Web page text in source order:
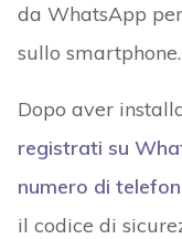
da WhatsApp
sullo smartphone.
Dopo aver
registrati su
numero di
il codice di